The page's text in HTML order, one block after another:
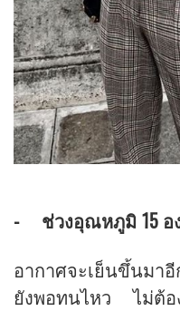
- ช่วงอุณหภูมิ 15 อ
อากาศจะเย็นขึ้นม
ยังพอทนไหว ไม่ต้